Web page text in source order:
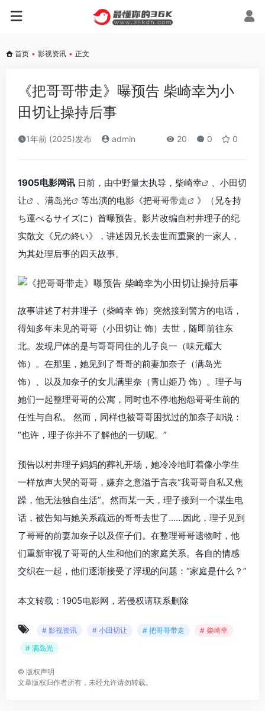
首页 • 影视资讯 • 正文
《把哥哥带走》曝预告 柴崎幸为小
田切让操持后事
1年前 (2025)发布 admin 20 0 0
1905电影网讯 日前，由中野量太执导， 柴崎幸 、 小田切
让
、 满岛光 等出演的电影《把哥哥带走
》（兄を持
ち運べるサイズに）首曝预告。影片改编自村井理子的纪
实散文《兄の終い》，讲述因兄长去世而重聚的一家人，
为其处理后事的四天故事。
故事讲述了村井理子（柴崎幸 饰）突然接到警方的电话，
得知多年未见的哥哥（小田切让 饰）去世，随即前往东
北。发现尸体的是与哥哥同住的儿子良一（味元耀大
饰）。在那里，她见到了哥哥的前妻加奈子（满岛光
饰）、以及加奈子的女儿满里奈（青山姫乃 饰）。理子与
她们一起整理哥哥的公寓，同时也不停地抱怨哥哥生前的
任性与自私。 然而，同样也被哥哥困扰过的加奈子却说：
“也许，理子你并不了解他的一切呢。”
预告以村井理子妈妈的葬礼开场，她冷冷地盯着像小学生
一样放声大哭的哥哥，嫌弃之意溢于言表“我哥哥自私又焦
躁，他无法独自生活”。然而某一天，理子接到一个谋生电
话，被告知与她关系疏远的哥哥去世了……因此，理子见到
了哥哥的前妻加奈子以及侄子们。在整理哥哥遗物时，他
们重新审视了哥哥的人生和他们的家庭关系。各自的情感
交织在一起，他们逐渐接受了浮现的问题：“家庭是什么？”
本文转载：1905电影网，若侵权请联系删除
# 影视资讯 # 小田切让 # 把哥哥带走
# 柴崎幸
# 满岛光
© 版权声明
文章版权归作者所有，未经允许请勿转载。